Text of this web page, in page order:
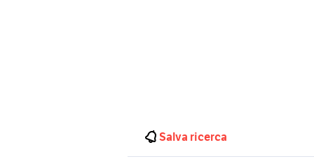
Salva ricerca